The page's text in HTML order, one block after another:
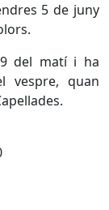
5 de juny
del matí i ha
vespre, quan